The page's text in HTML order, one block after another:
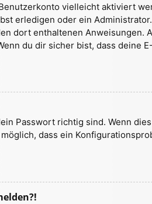
vielleicht aktiviert
erledigen oder ein
dort enthaltenen Anweisungen.
du dir sicher bist, dass deine
Passwort richtig sind. Wenn
dass ein